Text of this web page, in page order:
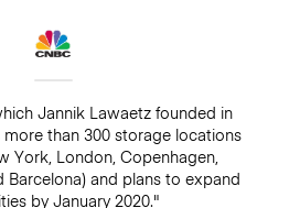
Jannik Lawaetz founded in
more than 300 storage locations
York, London, Copenhagen,
Barcelona) and plans to expand
by January 2020."